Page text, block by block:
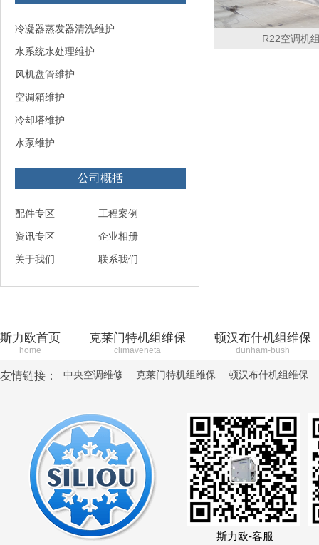
冷凝器蒸发器清洗维护
水系统水处理维护
风机盘管维护
空调箱维护
冷却塔维护
水泵维护
公司概括
配件专区
工程案例
资讯专区
企业相册
关于我们
联系我们
R22空调机
斯力欧首页
home
克莱门特机组维保
climaveneta
顿汉布什机组维保
dunham-bush
友情链接： 中央空调维修 克莱门特机组维保 顿汉布什机组维保
斯力欧-客服